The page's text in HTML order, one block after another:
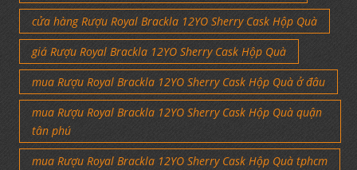
cửa hàng Rượu Royal Brackla 12YO Sherry Cask Hộp Quà
giá Rượu Royal Brackla 12YO Sherry Cask Hộp Quà
mua Rượu Royal Brackla 12YO Sherry Cask Hộp Quà ở đâu
mua Rượu Royal Brackla 12YO Sherry Cask Hộp Quà quận
tân phú
mua Rượu Royal Brackla 12YO Sherry Cask Hộp Quà tphcm